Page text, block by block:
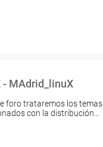
- MAdrid_linuX
foro trataremos los temas
con la distribución…